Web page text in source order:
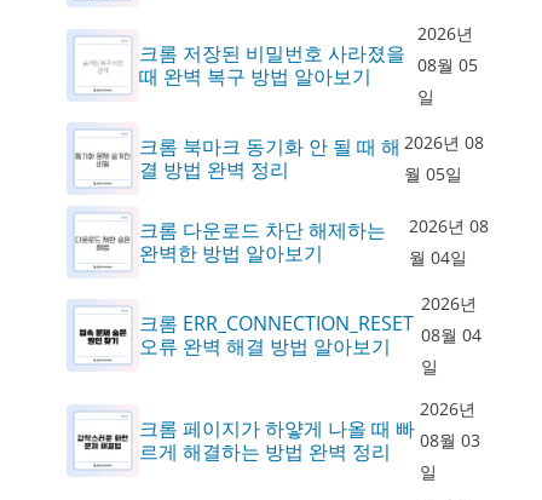
크롬 저장된 비밀번호 사라졌을
때 완벽 복구 방법 알아보기
2026년
08월 05
일
크롬 북마크 동기화 안 될 때 해
결 방법 완벽 정리
2026년 08
월 05일
크롬 다운로드 차단 해제하는
완벽한 방법 알아보기
2026년 08
월 04일
크롬 ERR_CONNECTION_RESET
오류 완벽 해결 방법 알아보기
2026년
08월 04
일
크롬 페이지가 하얗게 나올 때 빠
르게 해결하는 방법 완벽 정리
2026년
08월 03
일